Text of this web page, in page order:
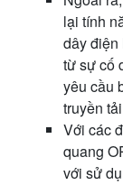
lại tính
dây điện
từ sự cố
yêu cầu
truyền
Với các
quang
với sử